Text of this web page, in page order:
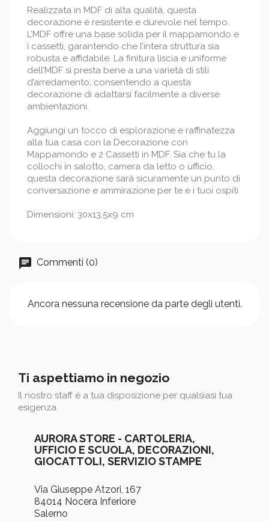
Realizzata in MDF di alta qualità, questa
decorazione è resistente e durevole nel tempo.
L’MDF offre una base solida per il mappamondo e
i cassetti, garantendo che l’intera struttura sia
robusta e affidabile. La finitura liscia e uniforme
dell’MDF si presta bene a una varietà di stili
d’arredamento, consentendo a questa
decorazione di adattarsi facilmente a diverse
ambientazioni.
Aggiungi un tocco di esplorazione e raffinatezza
alla tua casa con la Decorazione con
Mappamondo e 2 Cassetti in MDF. Sia che tu la
collochi in salotto, camera da letto o ufficio,
questa decorazione sarà sicuramente un punto di
conversazione e ammirazione per te e i tuoi ospiti
Dimensioni: 30x13,5x9 cm
Commenti (0)
Ancora nessuna recensione da parte degli utenti.
Ti aspettiamo in negozio
Il nostro staff è a tua disposizione per qualsiasi tua
esigenza
AURORA STORE - CARTOLERIA,
UFFICIO E SCUOLA, DECORAZIONI,
GIOCATTOLI, SERVIZIO STAMPE
Via Giuseppe Atzori, 167
84014 Nocera Inferiore
Salerno